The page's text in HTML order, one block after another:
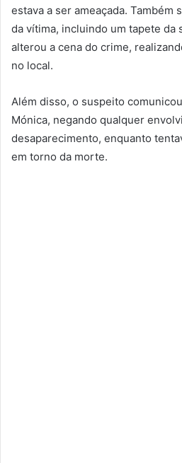
estava a ser ameaçada. Também
da vítima, incluindo um tapete da
alterou a cena do crime,
no local.
Além disso, o suspeito
Mónica, negando qualquer
desaparecimento, enquanto
em torno da morte.